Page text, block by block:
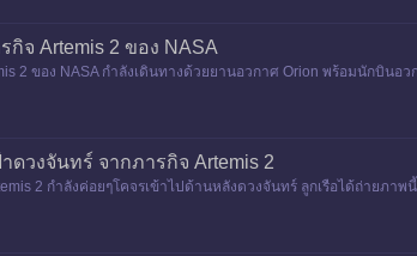
จ Artemis 2 ของ NASA
2 ของ NASA กำลังเดินทางด้วยยานอวกาศ Orion พร้อมนักบิน
แฮนเซน (Jeremy
ดวงจันทร์ จากภารกิจ Artemis 2
2 กำลังค่อยๆโคจรเข้าไปด้านหลังดวงจันทร์ ลูกเรือได้ถ่ายภ